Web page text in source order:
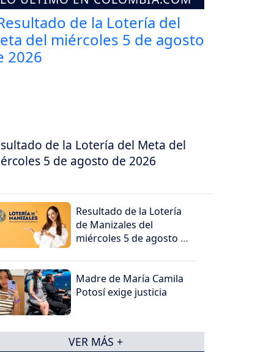
de la Lotería del Meta del
5 de agosto de 2026
Resultado de la Lotería
de Manizales del
miércoles 5 de agosto de
Madre de María Camila
Potosí exige justicia
VER MÁS +